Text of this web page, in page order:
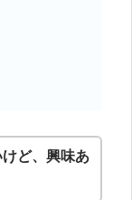
ど、興味あ